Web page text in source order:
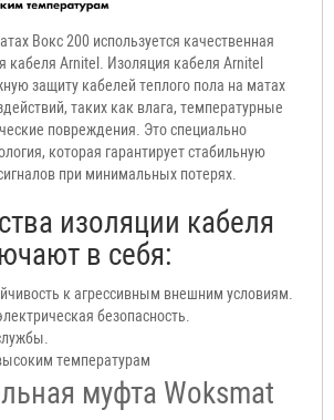
Вокс 200 используется качественная
кабеля Arnitel. Изоляция кабеля Arnitel
защиту кабелей теплого пола на матах
таких как влага, температурные
повреждения. Это специально
которая гарантирует стабильную
при минимальных потерях.
изоляции кабеля
в себя:
к агрессивным внешним условиям.
безопасность.
температурам
муфта Woksmat